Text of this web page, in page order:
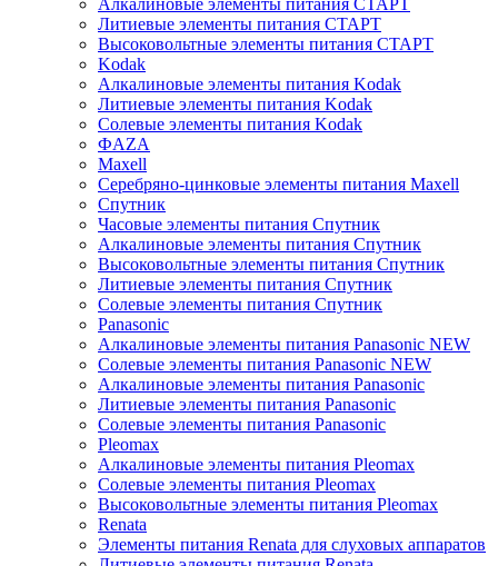
Алкалиновые элементы питания СТАРТ
Литиевые элементы питания СТАРТ
Высоковольтные элементы питания СТАРТ
Kodak
Алкалиновые элементы питания Kodak
Литиевые элементы питания Kodak
Солевые элементы питания Kodak
ФAZA
Maxell
Серебряно-цинковые элементы питания Maxell
Спутник
Часовые элементы питания Спутник
Алкалиновые элементы питания Спутник
Высоковольтные элементы питания Спутник
Литиевые элементы питания Спутник
Солевые элементы питания Спутник
Panasonic
Алкалиновые элементы питания Panasonic NEW
Солевые элементы питания Panasonic NEW
Алкалиновые элементы питания Panasonic
Литиевые элементы питания Panasonic
Солевые элементы питания Panasonic
Pleomax
Алкалиновые элементы питания Pleomax
Солевые элементы питания Pleomax
Высоковольтные элементы питания Pleomax
Renata
Элементы питания Renata для слуховых аппаратов